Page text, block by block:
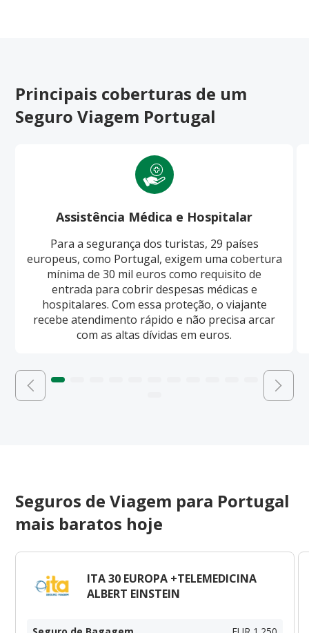
Principais coberturas de um
Seguro Viagem Portugal
Assistência Médica e Hospitalar
Para a segurança dos turistas, 29 países
europeus, como Portugal, exigem uma cobertura
mínima de 30 mil euros como requisito de
entrada para cobrir despesas médicas e
hospitalares. Com essa proteção, o viajante
recebe atendimento rápido e não precisa arcar
com as altas dívidas em euros.
Seguros de Viagem para Portugal
mais baratos hoje
ITA 30 EUROPA +TELEMEDICINA
ALBERT EINSTEIN